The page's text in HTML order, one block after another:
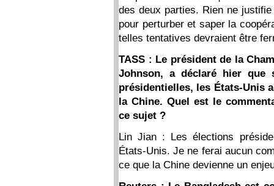
des deux parties. Rien ne
pour perturber et saper la
telles tentatives devraient être
TASS : Le président de la
Johnson, a déclaré hier que
présidentielles, les États-Unis
la Chine. Quel est le
ce sujet ?
Lin Jian : Les élections
États-Unis. Je ne ferai aucun
ce que la Chine devienne un